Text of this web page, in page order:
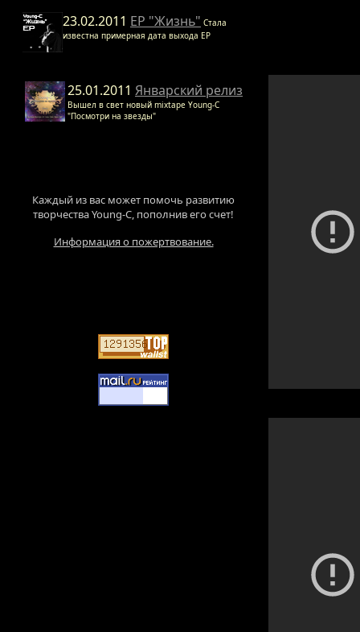
23.02.2011 EP "Жизнь" Стала
известна примерная дата выхода EP
25.01.2011 Январский релиз
Вышел в свет новый mixtape Young-C
"Посмотри на звезды"
Каждый из вас может помочь развитию
творчества Young-C, пополнив его счет!
Информация о пожертвование.